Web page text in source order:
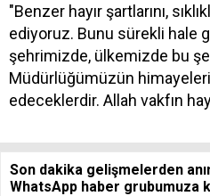
"Benzer hayır şartlarını,
ediyoruz. Bunu sürekli hale
şehrimizde, ülkemizde bu
Müdürlüğümüzün
edeceklerdir. Allah vakfın
Son dakika gelişmelerden
WhatsApp haber grubumuza